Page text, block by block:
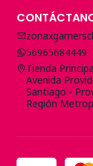
56965684449
Tienda
Avenida
Santiago -
Región